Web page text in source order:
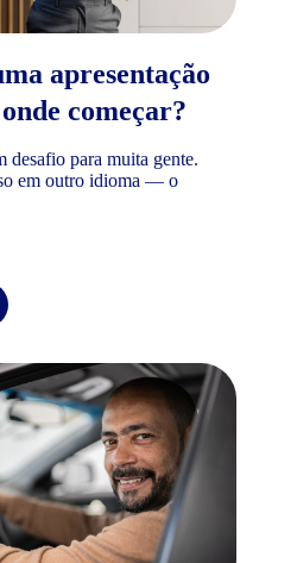
apresentação
começar?
desafio para muita gente.
em outro idioma — o